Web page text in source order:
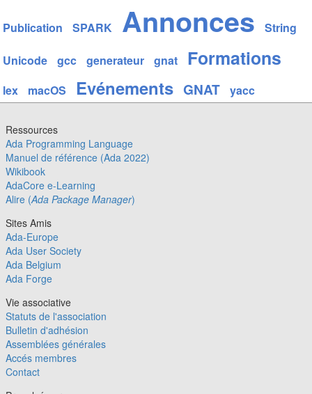
Publication SPARK Annonces String
Unicode gcc generateur gnat Formations
lex macOS Evénements GNAT yacc
Ressources
Ada Programming Language
Manuel de référence (Ada 2022)
Wikibook
AdaCore e-Learning
Alire (Ada Package Manager)
Sites Amis
Ada-Europe
Ada User Society
Ada Belgium
Ada Forge
Vie associative
Statuts de l'association
Bulletin d'adhésion
Assemblées générales
Accés membres
Contact